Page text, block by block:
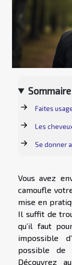
Sommaire
Faites
Les
Se donner
Vous avez
camoufle
mise en
Il suffit de
qu’il faut
impossible
possible de
Découvrez